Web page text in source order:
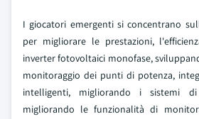
I giocatori emergenti si concentrano
per migliorare le prestazioni,
inverter fotovoltaici monofase,
monitoraggio dei punti di potenza,
intelligenti, migliorando i sistemi
migliorando le funzionalità di